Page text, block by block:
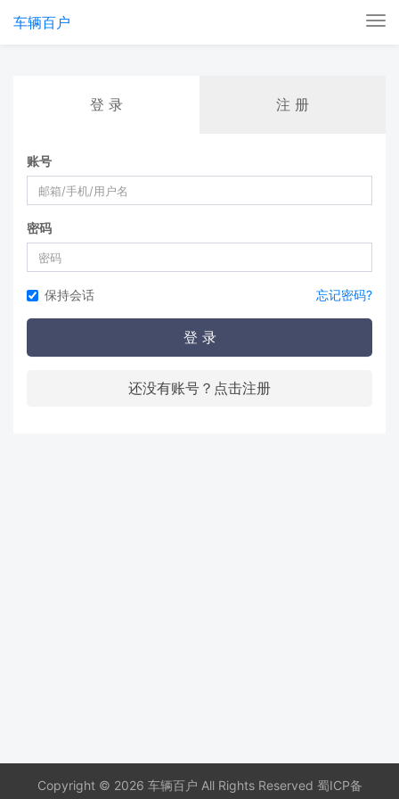
车辆百户
登 录 注 册
账号
密码
保持会话 忘记密码?
登 录
还没有账号？点击注册
Copyright © 2026 车辆百户 All Rights Reserved 蜀ICP备